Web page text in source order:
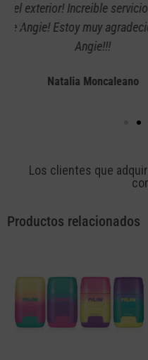
bien y en excelente
productos que
Los clientes que
Productos relacionados